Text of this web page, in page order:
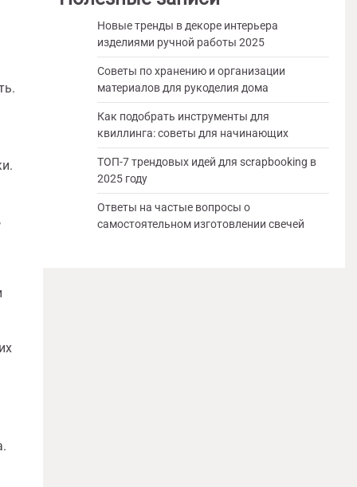
Новые тренды в декоре интерьера
изделиями ручной работы 2025
Советы по хранению и организации
материалов для рукоделия дома
Как подобрать инструменты для
квиллинга: советы для начинающих
ТОП-7 трендовых идей для scrapbooking в
2025 году
Ответы на частые вопросы о
самостоятельном изготовлении свечей